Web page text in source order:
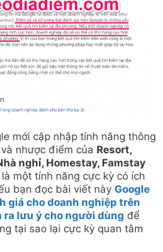
mới cập nhập tính năng thông
nhược điểm của Resort,
nghỉ, Homestay, Famstay
một tính năng cực kỳ có ích
bạn đọc bài viết này Google
giá cho doanh nghiệp trên
ra lưu ý cho người dùng để
tại sao lại cực kỳ quan tâm